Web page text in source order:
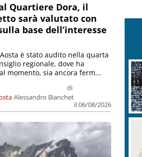
Quartiere Dora, il
sarà valutato con
base dell’interesse
di
Alessandro Bianchet
il 06/08/2026
è stato audito nella quarta
regionale, dove ha
momento, sia ancora ferm...